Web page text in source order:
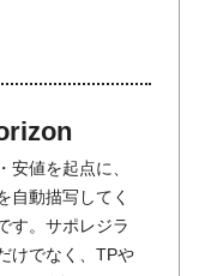
安値を起点に、
自動描写してく
す。サポレジラ
けでなく、TPや